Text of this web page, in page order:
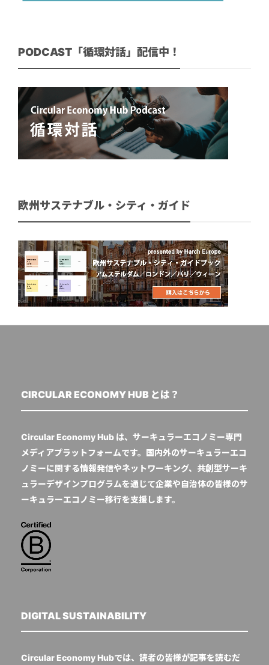
PODCAST「循環対話」配信中！
欧州サステナブル・シティ・ガイド
CIRCULAR ECONOMY HUB とは？
Circular Economy Hub は、サーキュラーエコノミー専門
メディアプラットフォームです。国内外のサーキュラーエコ
ノミーに関する情報発信やネットワーキング、共創型サーキ
ュラーデザインプログラムを通じて企業や自治体の皆様のサ
ーキュラーエコノミー移行を支援します。
DIGITAL SUSTAINABILITY
Circular Economy Hubでは、読者の皆様が記事を読むだ